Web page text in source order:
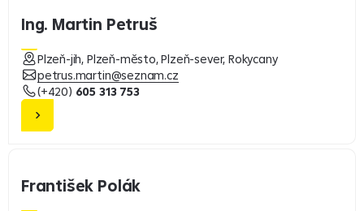
Ing. Martin Petruš
Plzeň-jih, Plzeň-město, Plzeň-sever, Rokycany
petrus.martin@seznam.cz
(+420) 605 313 753
František Polák